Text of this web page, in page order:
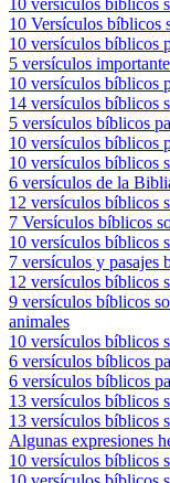
10 Versículos bíblicos
10 versículos bíblicos
5 versículos
10 versículos bíblicos
14 versículos bíblicos
5 versículos bíblicos
10 versículos bíblicos
10 versículos bíblicos
6 versículos de la
12 versículos bíblicos
7 Versículos bíblicos
10 versículos bíblicos
7 versículos y pasajes
12 versículos bíblicos
9 versículos bíblicos
animales
10 versículos bíblicos
6 versículos bíblicos
6 versículos bíblicos
13 versículos bíblicos
13 versículos bíblicos
Algunas expresiones
10 versículos bíblicos